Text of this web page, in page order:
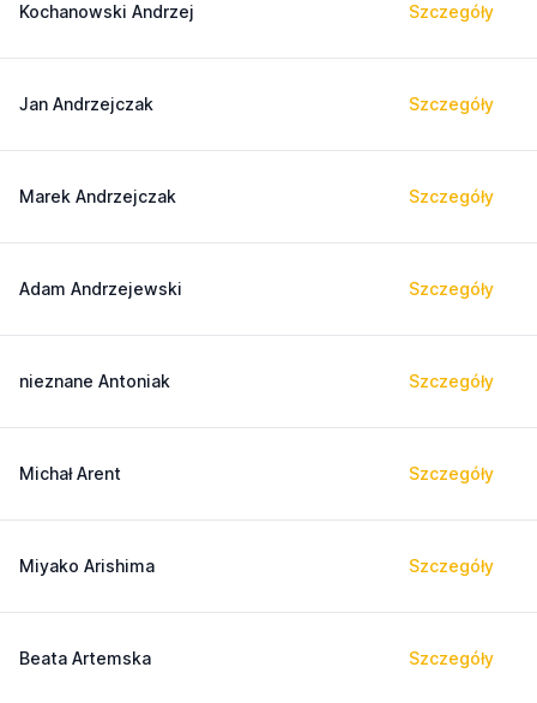
Kochanowski Andrzej Szczegóły
Jan Andrzejczak Szczegóły
Marek Andrzejczak Szczegóły
Adam Andrzejewski Szczegóły
nieznane Antoniak Szczegóły
Michał Arent Szczegóły
Miyako Arishima Szczegóły
Beata Artemska Szczegóły